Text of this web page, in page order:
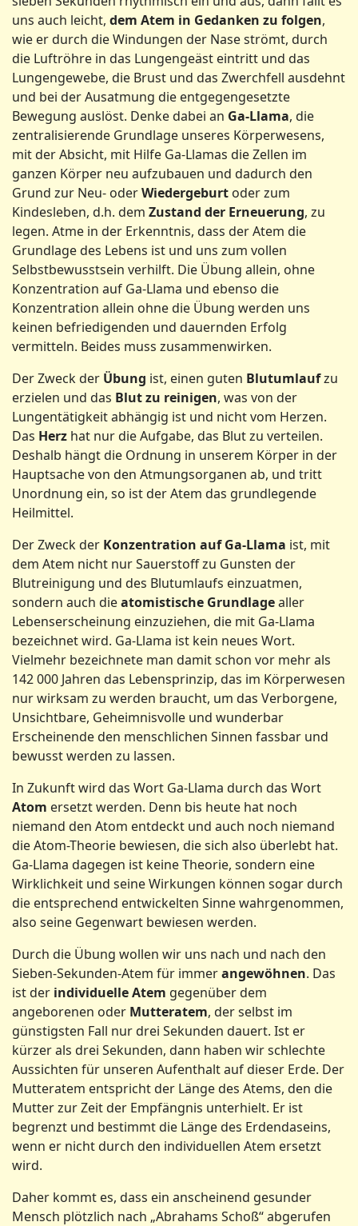
uns auch leicht, dem Atem in Gedanken zu folgen,
wie er durch die Windungen der Nase strömt, durch
die Luftröhre in das Lungengeäst eintritt und das
Lungengewebe, die Brust und das Zwerchfell ausdehnt
und bei der Ausatmung die entgegengesetzte
Bewegung auslöst. Denke dabei an Ga-Llama, die
zentralisierende Grundlage unseres Körperwesens,
mit der Absicht, mit Hilfe Ga-Llamas die Zellen im
ganzen Körper neu aufzubauen und dadurch den
Grund zur Neu- oderWiedergeburt oder zum
Kindesleben, d.h. dem Zustand der Erneuerung, zu
legen. Atme in der Erkenntnis, dass der Atem die
Grundlage des Lebens ist und uns zum vollen
Selbstbewusstsein verhilft. Die Übung allein, ohne
Konzentration auf Ga-Llama und ebenso die
Konzentration allein ohne die Übung werden uns
keinen befriedigenden und dauernden Erfolg
vermitteln. Beides muss zusammenwirken.
Der Zweck der Übung ist, einen guten Blutumlaufzu
erzielen und das Blut zu reinigen, was von der
Lungentätigkeit abhängig ist und nicht vom Herzen.
Das Herz hat nur die Aufgabe, das Blut zu verteilen.
Deshalb hängt die Ordnung in unserem Körper in der
Hauptsache von den Atmungsorganen ab, und tritt
Unordnung ein, so ist der Atem das grundlegende
Heilmittel.
Der Zweck der Konzentration auf Ga-Llama ist, mit
dem Atem nicht nur Sauerstoff zu Gunsten der
Blutreinigung und des Blutumlaufs einzuatmen,
sondern auch dieatomistische Grundlagealler
Lebenserscheinung einzuziehen, die mit Ga-Llama
bezeichnet wird. Ga-Llama ist kein neues Wort.
Vielmehr bezeichnete man damit schon vor mehr als
142 000 Jahren das Lebensprinzip, das im Körperwesen
nur wirksam zu werden braucht, um das Verborgene,
Unsichtbare, Geheimnisvolle und wunderbar
Erscheinende den menschlichen Sinnen fassbar und
bewusst werden zu lassen.
In Zukunft wird das Wort Ga-Llama durch das Wort
Atom ersetzt werden. Denn bis heute hat noch
niemand den Atom entdeckt und auch noch niemand
die Atom-Theorie bewiesen, die sich also überlebt hat.
Ga-Llama dagegen ist keine Theorie, sondern eine
Wirklichkeit und seine Wirkungen können sogar durch
die entsprechend entwickelten Sinne wahrgenommen,
also seine Gegenwart bewiesen werden.
Durch die Übung wollen wir uns nach und nach den
Sieben-Sekunden-Atem für immerangewöhnen. Das
ist der individuelle Atem gegenüber dem
angeborenen oder Mutteratem, der selbst im
günstigsten Fall nur drei Sekunden dauert. Ist er
kürzer als drei Sekunden, dann haben wir schlechte
Aussichten für unseren Aufenthalt auf dieser Erde. Der
Mutteratem entspricht der Länge des Atems, den die
Mutter zur Zeit der Empfängnis unterhielt. Er ist
begrenzt und bestimmt die Länge des Erdendaseins,
wenn er nicht durch den individuellen Atem ersetzt
wird.
Daher kommt es, dass ein anscheinend gesunder
Mensch plötzlich nach „Abrahams Schoß“ abgerufen